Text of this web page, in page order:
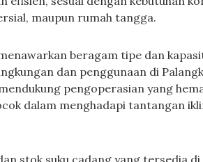
maupun rumah tangga.
beragam tipe dan
dan penggunaan di
pengoperasian yang
dalam menghadapi tantangan